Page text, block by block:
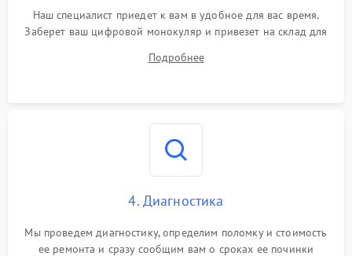
Наш специалист приедет к вам в удобное для вас время.
Заберет ваш цифровой монокуляр и привезет на склад для
Подробнее
4. Диагностика
Мы проведем диагностику, определим поломку и стоимость
ее ремонта и сразу сообщим вам о сроках ее починки